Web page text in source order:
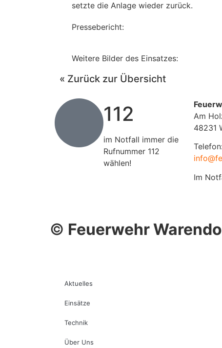
setzte die Anlage wieder zurück.
Pressebericht:
Weitere Bilder des Einsatzes:
« Zurück zur Übersicht
112
im Notfall immer die
Rufnummer 112
wählen!
Am
48231
Telefon:
Im
© Feuerwehr
Aktuelles
Einsätze
Technik
Über Uns